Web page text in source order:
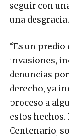
seguir con
una desgracia.
“Es un predio
invasiones,
denuncias
derecho, ya
proceso a
estos
Centenario,